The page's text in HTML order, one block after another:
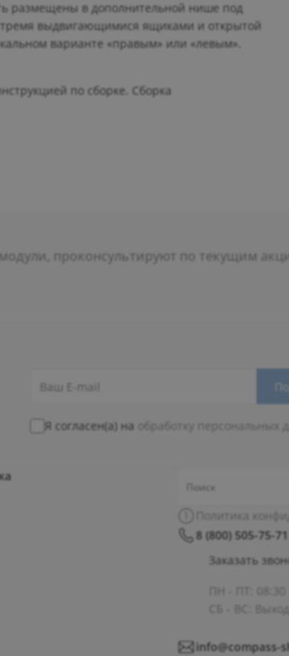
размещены в дополнительной нише под
тремя выдвигающимися ящиками и открытой
варианте «правым» или «левым».
по сборке. Сборка
проконсультируют по текущим
Я согласен(а) на обработку персональных
Политика
8 (800) 505-75-71
Заказать
ПН - ПТ: 08:30
СБ - ВС:
info@compass-